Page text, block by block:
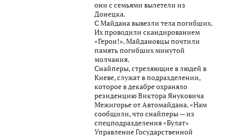
они с семьями вылетели из
Донецка.
С Майдана вывезли тела погибших.
Их проводили скандированием
«Герои!». Майдановцы почтили
память погибших минутой
молчания.
Снайперы, стреляющие в людей в
Киеве, служат в подразделении,
которое в декабре охраняло
резиденцию Виктора Януковича
Межигорье от Автомайдана. «Нам
сообщили, что снайперы — из
спецподразделения «Булат»
Управление Государственной